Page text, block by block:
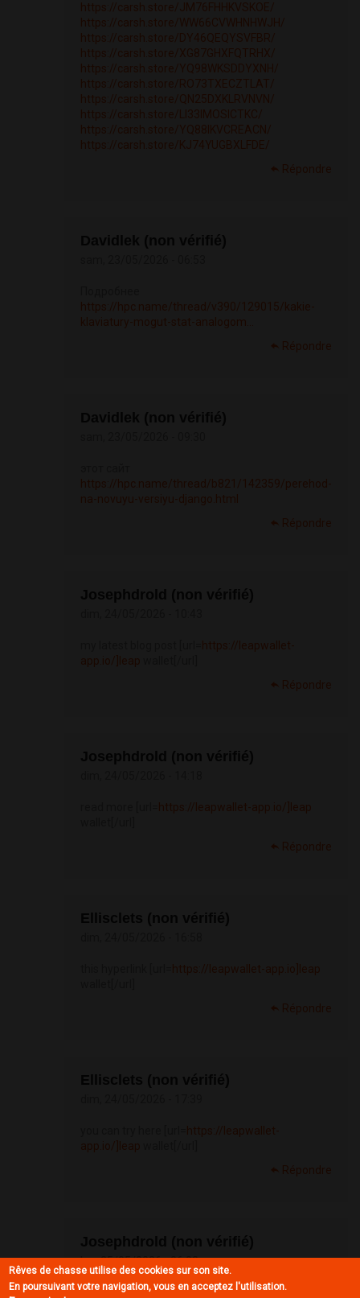
https://carsh.store/JM76FHHKVSKOE/
https://carsh.store/WW66CVWHNHWJH/
https://carsh.store/DY46QEQYSVFBR/
https://carsh.store/XG87GHXFQTRHX/
https://carsh.store/YQ98WKSDDYXNH/
https://carsh.store/RO73TXECZTLAT/
https://carsh.store/QN25DXKLRVNVN/
https://carsh.store/LI33IMOSICTKC/
https://carsh.store/YQ88IKVCREACN/
https://carsh.store/KJ74YUGBXLFDE/
Répondre
https://hpc.name/thread/v390/129015/kakie-
klaviatury-mogut-stat-analogom...
Répondre
https://hpc.name/thread/b821/142359/perehod-
na-novuyu-versiyu-django.html
Répondre
https://leapwallet-
app.io/]leap
Répondre
https://leapwallet-app.io/]leap
Répondre
https://leapwallet-app.io]leap
Répondre
https://leapwallet-
app.io/]leap
Répondre
lun, 25/05/2026 - 06:08
my site [url=https://leapwallet-app.io/]leap
Rêves de chasse utilise des cookies sur son site.
En poursuivant votre navigation, vous en acceptez l'utilisation.